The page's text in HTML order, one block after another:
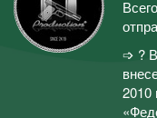
➩ ? В